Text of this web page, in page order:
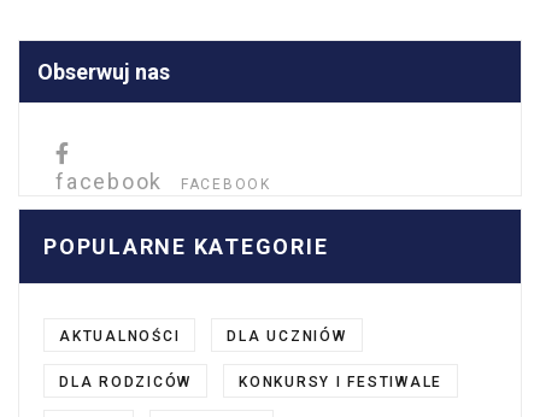
Obserwuj nas
facebook FACEBOOK
POPULARNE KATEGORIE
AKTUALNOŚCI DLA UCZNIÓW
DLA RODZICÓW KONKURSY I FESTIWALE